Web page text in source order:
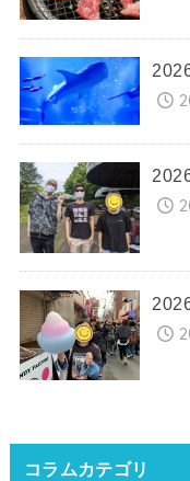
コラムカテゴリ